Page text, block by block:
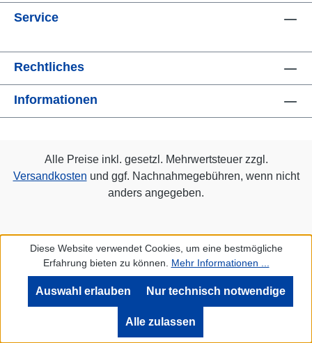
Service
Rechtliches
Informationen
Alle Preise inkl. gesetzl. Mehrwertsteuer zzgl.
Versandkosten und ggf. Nachnahmegebühren, wenn nicht
anders angegeben.
Diese Website verwendet Cookies, um eine bestmögliche
Erfahrung bieten zu können. Mehr Informationen ...
Nur technisch notwendige
Auswahl erlauben
Alle zulassen